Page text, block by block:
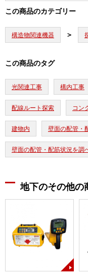
この商品のカテゴリー
構造物関連機器
この商品のタグ
光関連工事 構内工事
配線ルート探索 コン
建物内 壁面の配管・
壁面の配管・配筋状況を調
地下のその他の